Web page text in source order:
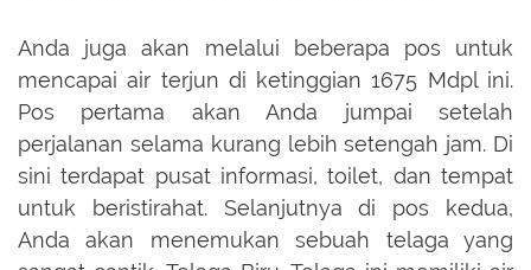
Anda juga akan melalui beberapa pos untuk
mencapai air terjun di ketinggian 1675 Mdpl ini.
Pos pertama akan Anda jumpai setelah
perjalanan selama kurang lebih setengah jam. Di
sini terdapat pusat informasi, toilet, dan tempat
untuk beristirahat. Selanjutnya di pos kedua,
Anda akan menemukan sebuah telaga yang